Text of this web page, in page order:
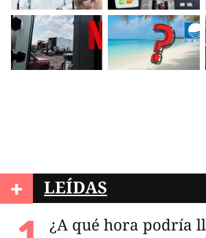
+ LEÍDAS
¿A qué hora podría